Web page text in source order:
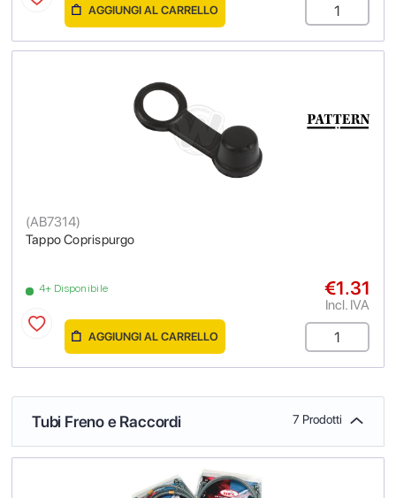
AGGIUNGI AL CARRELLO
Tappo Coprispurgo
(AB7314)
4+ Disponibile €1.31
Incl. IVA
AGGIUNGI AL CARRELLO
Tubi Freno e Raccordi 7 Prodotti